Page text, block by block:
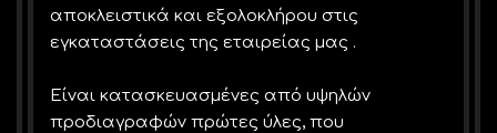
αποκλειστικά και εξολοκλήρου στις
εγκαταστάσεις της εταιρείας μας .
Είναι κατασκευασμένες από υψηλών
προδιαγραφών πρώτες ύλες, που